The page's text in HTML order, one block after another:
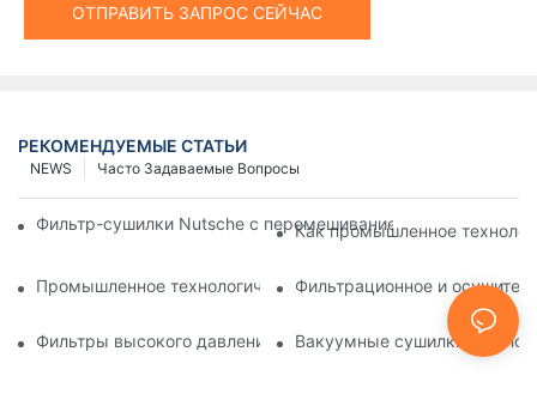
ОТПРАВИТЬ ЗАПРОС СЕЙЧАС
РЕКОМЕНДУЕМЫЕ СТАТЬИ
Часто Задаваемые Вопросы
NEWS
Фильтр-сушилки Nutsche с перемешиванием против
Как промышленное
Промышленное технологическое оборудование:
Фильтрационное и
Фильтры высокого давления Nutsche: применение в
Вакуумные сушилки для